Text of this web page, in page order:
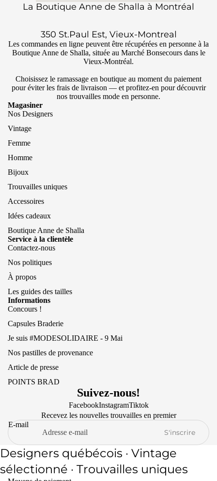
La Boutique Anne de Shalla à Montréal
350 St.Paul Est, Vieux-Montreal
Les commandes en ligne peuvent être récupérées en personne à la
Boutique Anne de Shalla, située au Marché Bonsecours dans le
Vieux-Montréal.
Choisissez le ramassage en boutique au moment du paiement
pour éviter les frais de livraison — et profitez-en pour découvrir
nos trouvailles mode en personne.
Magasiner
Nos Designers
Vintage
Femme
Homme
Bijoux
Trouvailles uniques
Accessoires
Idées cadeaux
Boutique Anne de Shalla
Service à la clientèle
Contactez-nous
Nos politiques
À propos
Les guides des tailles
Informations
Concours !
Capsules Braderie
Je suis #MODESOLIDAIRE - 9 Mai
Nos pastilles de provenance
Article de presse
POINTS BRAD
Suivez-nous!
FacebookInstagramTiktok
Recevez les nouvelles trouvailles en premier
E-mail
S'inscrire
Designers québécois · Vintage
sélectionné · Trouvailles uniques
Politique de remboursement
Politique de confidentialité